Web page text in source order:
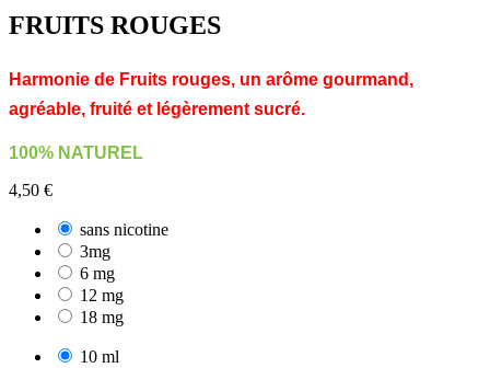
FRUITS ROUGES
Harmonie de Fruits rouges, un arôme gourmand,
agréable, fruité et légèrement sucré.
100% NATUREL
4,50 €
sans nicotine
3mg
6 mg
12 mg
18 mg
10 ml